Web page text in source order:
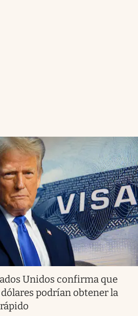
Unidos confirma que
podrían obtener la